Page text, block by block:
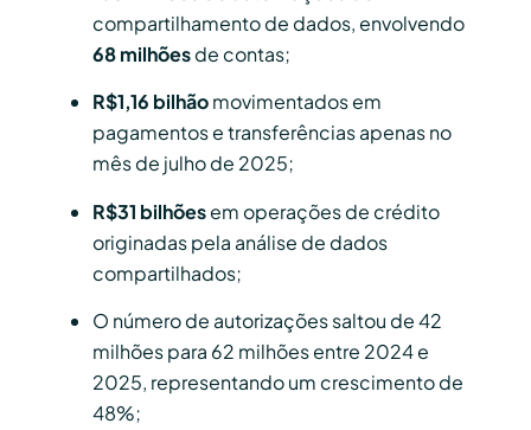
compartilhamento de dados, envolvendo
68 milhõesde contas;
R$1,16 bilhãomovimentados em
pagamentos e transferências apenas no
mês de julho de 2025;
R$31 bilhõesem operações de crédito
originadas pela análise de dados
compartilhados;
O número de autorizações saltou de 42
milhões para 62 milhões entre 2024 e
2025, representando um crescimento de
48%;